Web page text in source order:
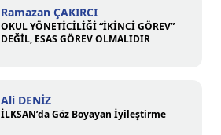
Ramazan ÇAKIRCI
OKUL YÖNETİCİLİĞİ “İKİNCİ GÖREV”
DEĞİL, ESAS GÖREV OLMALIDIR
Ali DENİZ
İLKSAN’da Göz Boyayan İyileştirme